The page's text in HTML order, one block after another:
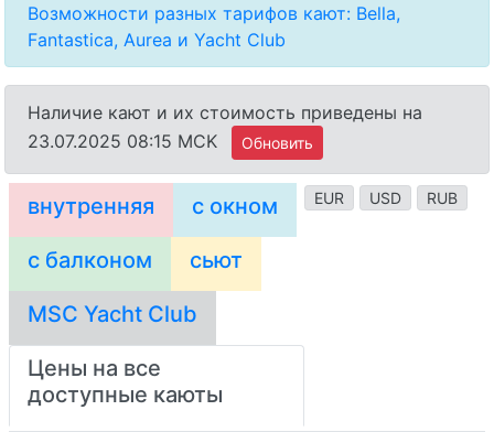
Возможности разных тарифов кают: Bella,
Fantastica, Aurea и Yacht Club
Наличие кают и их стоимость приведены на
23.07.2025 08:15 MCK
Обновить
EUR USD RUB
внутренняя с окном
с балконом сьют
MSC Yacht Club
Цены на все
доступные каюты